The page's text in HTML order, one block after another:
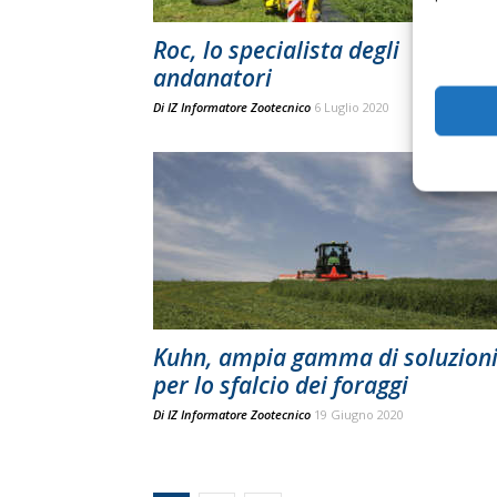
Roc, lo specialista degli
andanatori
Di IZ Informatore Zootecnico 6 Luglio 2020
Kuhn, ampia gamma di soluzioni
per lo sfalcio dei foraggi
Di IZ Informatore Zootecnico 19 Giugno 2020